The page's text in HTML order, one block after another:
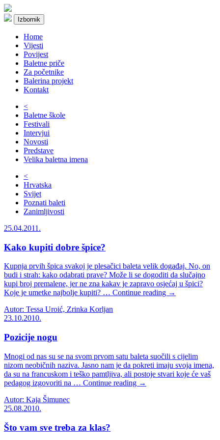
Izbornik
Home
Vijesti
Povijest
Baletne priče
Za početnike
Balerina projekt
Kontakt
<
Baletne škole
Festivali
Intervjui
Novosti
Predstave
Velika baletna imena
<
Hrvatska
Svijet
Poznati baleti
Zanimljivosti
25.04.2011.
Kako kupiti dobre špice?
Kupnja prvih špica svakoj je plesačici baleta velik događaj. No, on
budi i strah: kako odabrati prave? Može li se dogoditi da slučajno
kupi broj premalene, jer ne zna kakav je zapravo osjećaj u špici?
Koje je umetke najbolje kupiti? … Continue reading →
Autor: Tessa Uroić, Zrinka Korljan
23.10.2010.
Pozicije nogu
Mnogi od nas su se na svom prvom satu baleta suočili s cijelim
nizom neobičnih naziva. Jasno nam je da pokreti imaju svoja imena,
da su na francuskom i teško pamtljiva, ali postoje stvari koje će vaš
pedagog izgovoriti na … Continue reading →
Autor: Kaja Šimunec
25.08.2010.
Što vam sve treba za klas?